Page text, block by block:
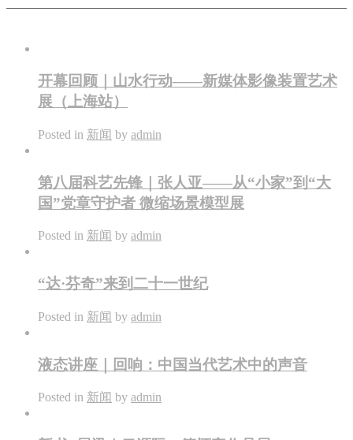
开幕回顾｜山水行动——新媒体影像装置艺术
展（上海站）
Posted in 新闻 by admin
第八届科艺先锋｜张人亚——从“小家”到“大
国”党章守护者 微缩场景模型展
Posted in 新闻 by admin
“达·芬奇”来到二十一世纪
Posted in 新闻 by admin
液态讲座｜回响：中国当代艺术中的声音
Posted in 新闻 by admin